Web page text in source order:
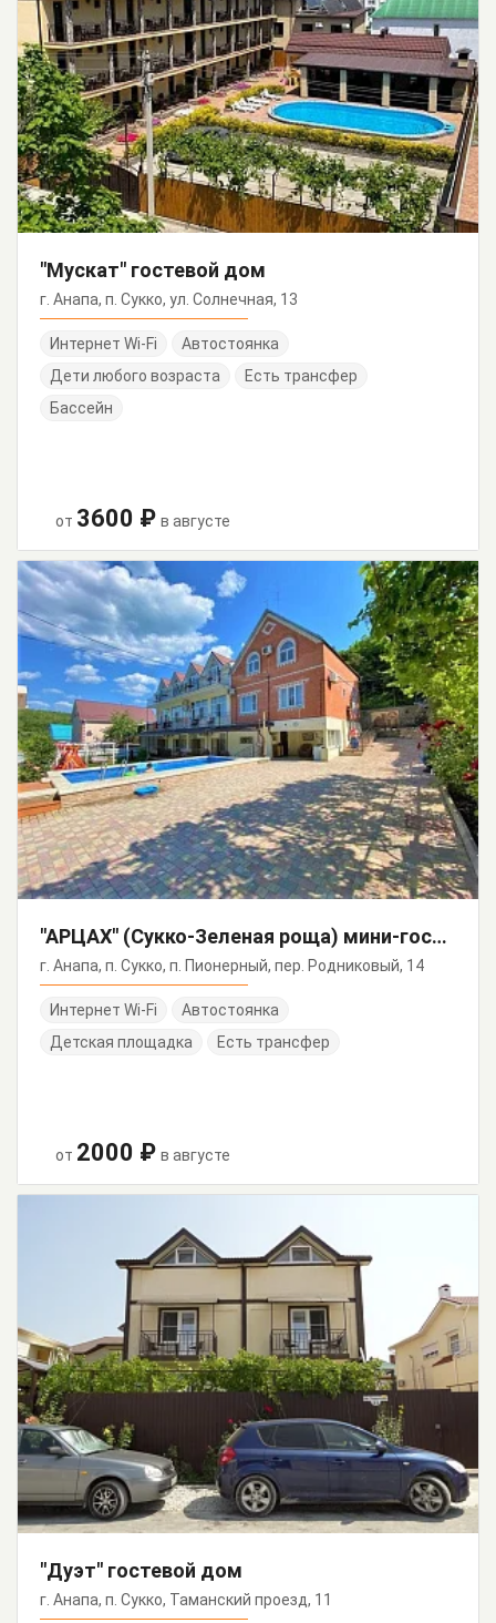
"Мускат" гостевой дом
г. Анапа, п. Сукко, ул. Солнечная, 13
Интернет Wi-Fi
Автостоянка
Дети любого возраста
Есть трансфер
Бассейн
от 3600 ₽ в августе
"АРЦАХ" (Сукко-Зеленая роща) мини-гостиница
г. Анапа, п. Сукко, п. Пионерный, пер. Родниковый, 14
Интернет Wi-Fi
Автостоянка
Детская площадка
Есть трансфер
от 2000 ₽ в августе
"Дуэт" гостевой дом
г. Анапа, п. Сукко, Таманский проезд, 11